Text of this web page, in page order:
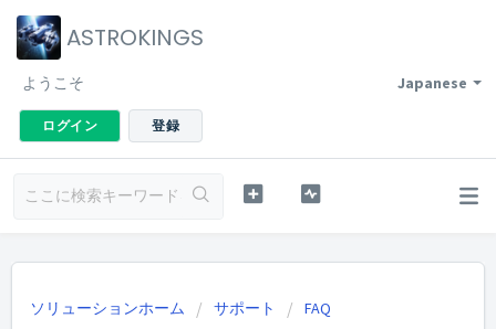
ASTROKINGS
Japanese
ようこそ
ログイン 登録
ソリューションホーム サポート FAQ